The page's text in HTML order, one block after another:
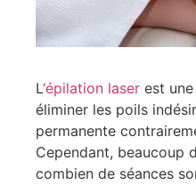
L‘épilation laser est
éliminer les poils
permanente
Cependant, beaucoup
combien de séances